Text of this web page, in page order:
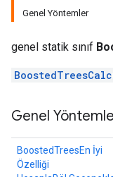
Genel Yöntemler
genel statik sınıf
Genel
BoostedTreesEn İyi
Özelliği